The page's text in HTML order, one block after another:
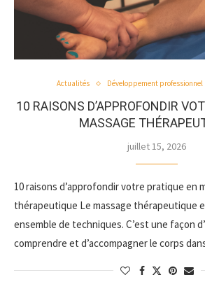
Actualités Développement professionnel
10 RAISONS D’APPROFONDIR
MASSAGE
juillet 15, 2026
10 raisons d’approfondir votre pratique en
thérapeutique Le massage thérapeutique
ensemble de techniques. C’est une façon
comprendre et d’accompagner le corps